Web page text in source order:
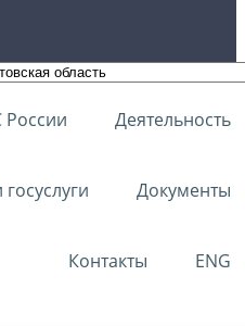
Деятельность
Документы
Контакты ENG